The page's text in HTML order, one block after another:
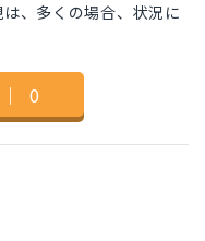
、多くの場合、状況に
｜ 0